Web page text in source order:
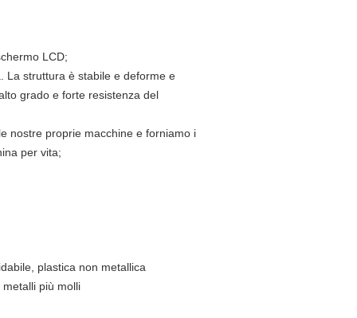
LCD;
La struttura è stabile e deforme e
grado e forte resistenza del
nostre proprie macchine e forniamo i
per vita;
plastica non metallica
più molli